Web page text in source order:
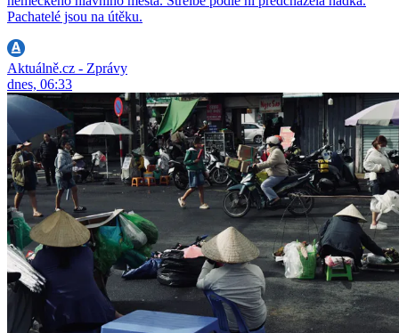
Pachatelé jsou na útěku.
Aktuálně.cz - Zprávy
dnes, 06:33